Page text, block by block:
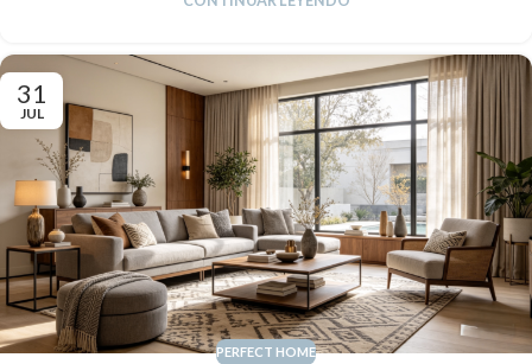
31
JUL
PERFECT HOME